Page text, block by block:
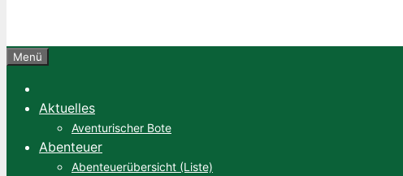
Menü
Aktuelles
Aventurischer Bote
Abenteuer
Abenteuerübersicht (Liste)